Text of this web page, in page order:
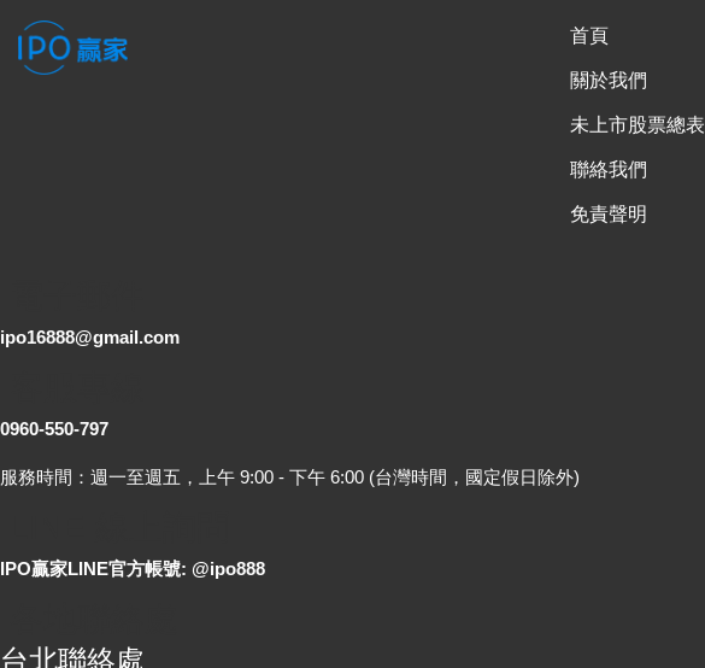
首頁
關於我們
未上市股票總表
聯絡我們
免責聲明
ipo16888@gmail.com
0960-550-797
服務時間：週一至週五，上午 9:00 - 下午 6:00 (台灣時間，國定假日除外)
IPO贏家LINE官方帳號: @ipo888
台北聯絡處